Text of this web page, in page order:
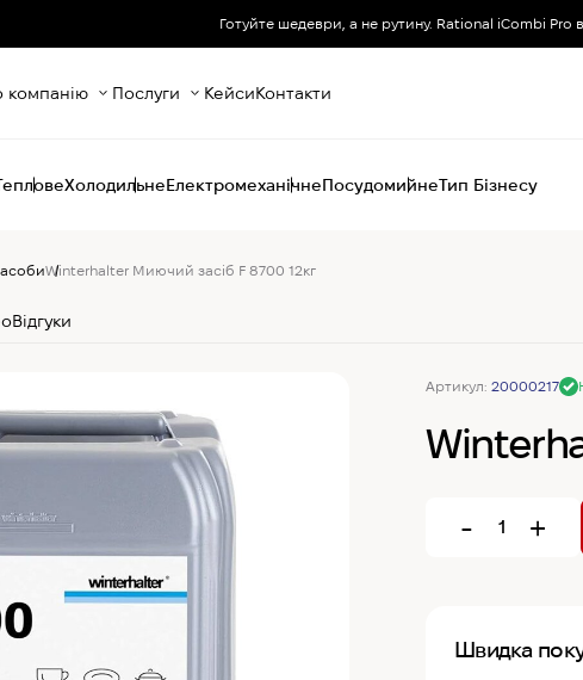
Готуйте шедеври, а не рутину. Rational iCombi Pro в
компанію Послуги КейсиКонтакти
ХолодильнеЕлектромеханічнеПосудомийнеТип Бізнесу
Пароконвектомати
Winterhalter Миючий засіб F 8700 12кг
Відгуки
Артикул: 20000217
- +
Швидка